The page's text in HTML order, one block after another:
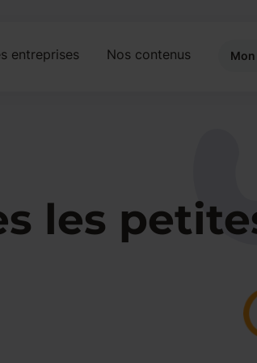
entreprises Nos contenus
les